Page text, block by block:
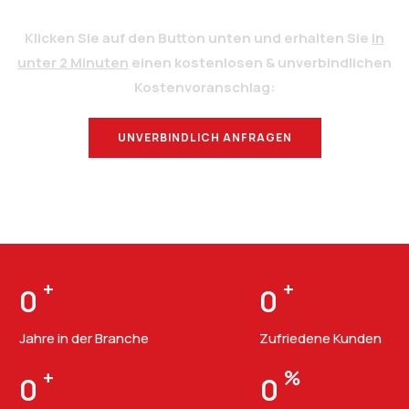
Klicken Sie auf den Button unten und erhalten Sie in
unter 2 Minuten einen kostenlosen & unverbindlichen
Kostenvoranschlag:
UNVERBINDLICH ANFRAGEN
0 +
Jahre in der Branche
0 +
Zufriedene Kunden
0 + 0 %